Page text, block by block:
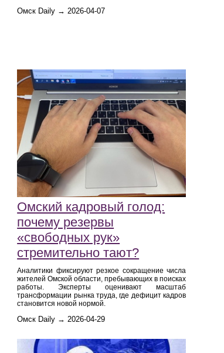
Омск Daily → 2026-04-07
Омский кадровый голод:
почему резервы
«свободных рук»
стремительно тают?
Аналитики фиксируют резкое сокращение числа
жителей Омской области, пребывающих в поисках
работы. Эксперты оценивают масштаб
трансформации рынка труда, где дефицит кадров
становится новой нормой.
Омск Daily → 2026-04-29